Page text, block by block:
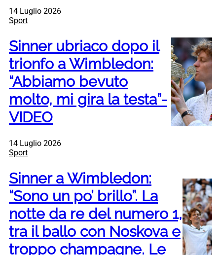
14 Luglio 2026
Sport
Sinner ubriaco dopo il
trionfo a Wimbledon:
“Abbiamo bevuto
molto, mi gira la testa”-
VIDEO
14 Luglio 2026
Sport
Sinner a Wimbledon:
“Sono un po’ brillo”. La
notte da re del numero 1,
tra il ballo con Noskova e
troppo champagne. Le